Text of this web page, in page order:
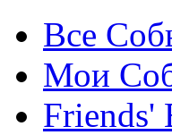
Все
Мои
Friends'